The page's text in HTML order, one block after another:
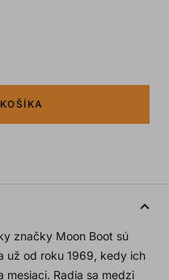
značky Moon Boot sú
už od roku 1969, kedy ich
Radia sa medzi